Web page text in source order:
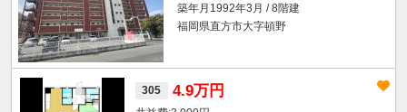
築年月1992年3月 / 8階建
福岡県直方市大字頓野
305 4.9万円